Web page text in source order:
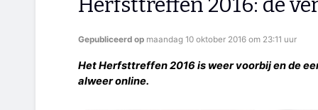
Herfsttreffen 2016: de
Gepubliceerd op maandag 10 oktober 2016 om 23:11 uur
Het Herfsttreffen 2016 is weer voorbij en de
alweer online.